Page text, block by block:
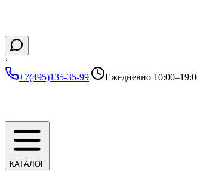
·
+7(495)135-35-99| Ежедневно
КАТАЛОГ